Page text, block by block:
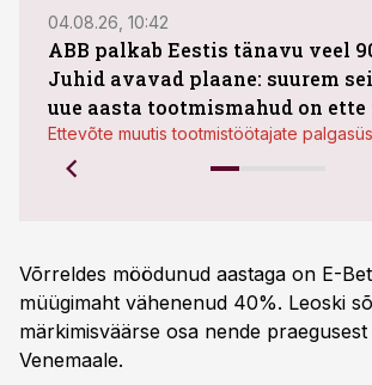
04.08.26, 10:42
ABB palkab Eestis tänavu veel
Juhid avavad plaane: suurem
uue aasta tootmismahud on ette
Ettevõte muutis tootmistöötajate
Võrreldes möödunud aastaga on E-
müügimaht vähenenud 40%. Leoski
märkimisväärse osa nende
Venemaale.